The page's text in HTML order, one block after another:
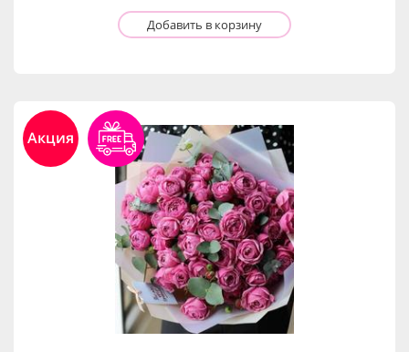
Добавить в корзину
Акция